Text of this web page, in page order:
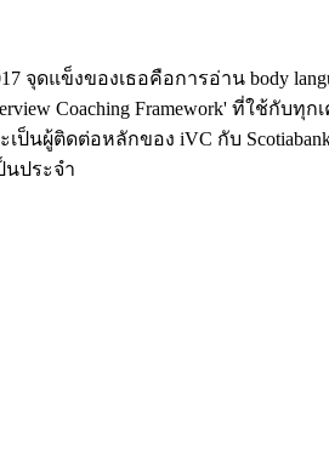
แข็งของเธอคือการอ่าน body
Coaching Framework' ที่ใช้กับทุก
นผู้ติดต่อหลักของ iVC กับ Scotiabank
นประจำ